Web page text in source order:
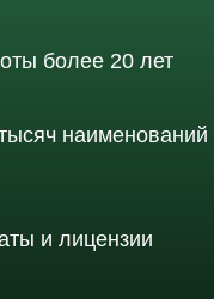
более 20 лет
наименований
и лицензии